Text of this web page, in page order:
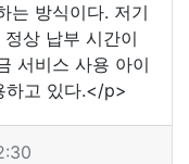
는 방식이다. 저기
상 납부 시간이
서비스 사용 아이
하고 있다.</p>